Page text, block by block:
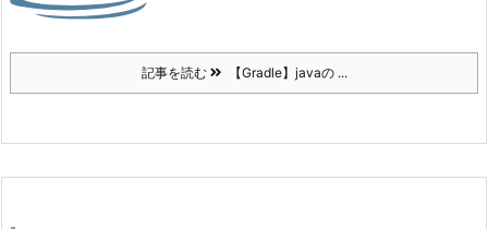
記事を読む 【Gradle】javaの ...